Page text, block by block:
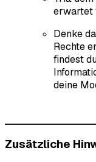
erwartet
Denke
Rechte
findest
deine
Zusätzliche